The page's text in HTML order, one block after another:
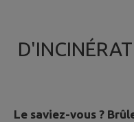
Le saviez-vous ?